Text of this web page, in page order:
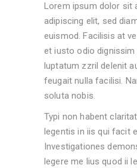
Lorem ipsum dolor sit
adipiscing elit, sed
euismod. Facilisis at
et iusto odio dignissim
luptatum zzril delenit
feugait nulla facilisi.
soluta nobis.
Typi non habent
legentis in iis qui facit
Investigationes
legere me lius quod ii